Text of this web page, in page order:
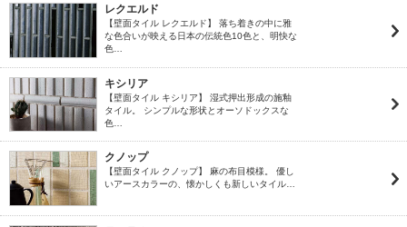
レクエルド
【壁面タイル レクエルド】 落ち着きの中に雅
な色合いが映える日本の伝統色10色と、明快な
色…
キシリア
【壁面タイル キシリア】 湿式押出形成の施釉
タイル。 シンプルな形状とオーソドックスな
色…
クノップ
【壁面タイル クノップ】 麻の布目模様。 優し
いアースカラーの、懐かしくも新しいタイル…